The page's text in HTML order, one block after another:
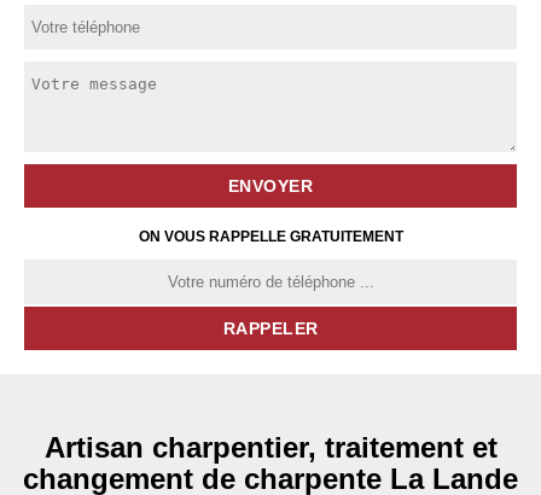
ON VOUS RAPPELLE GRATUITEMENT
Artisan charpentier, traitement et
changement de charpente La Lande